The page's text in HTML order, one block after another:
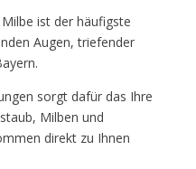
ist der häufigste
Augen, triefender
sorgt dafür das Ihre
Milben und
direkt zu Ihnen